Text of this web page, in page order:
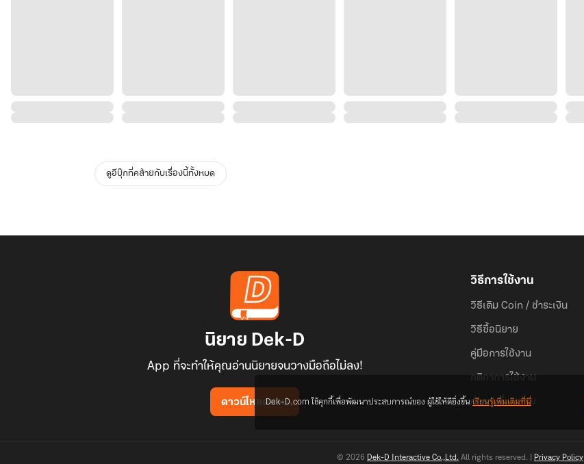
ดูอีบุ๊กที่คล้ายกับเรื่องนี้ทั้งหมด
นิยาย Dek-D
App ที่จะทำให้คุณอ่านนิยายจนวางมือถือไม่ลง!
ดาวน์โหลดแอป
วิธีการใช้งาน
วิธีเติม Coin / ชำระเงิน
วิธีซื้อนิยาย
คู่มือการใช้งาน
กติกาการใช้งาน
คำถามที่พบบ่อย
© 2026 Dek-D Interactive Co.,Ltd. All rights reserved. | Privacy Policy
Dek-D.com ใช้คุกกี้เพื่อพัฒนาประสบการณ์ของ ผู้ใช้ให้ดียิ่งขึ้นเรียนรู้เพิ่มเติมที่นี่